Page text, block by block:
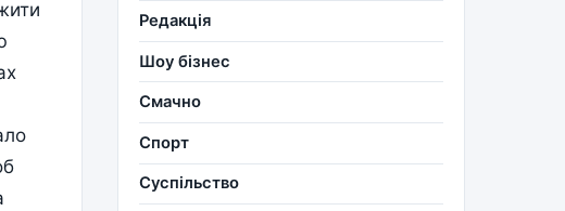
Редакція
Шоу бізнес
Смачно
Спорт
Суспільство